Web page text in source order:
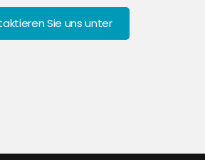
Sie uns unter